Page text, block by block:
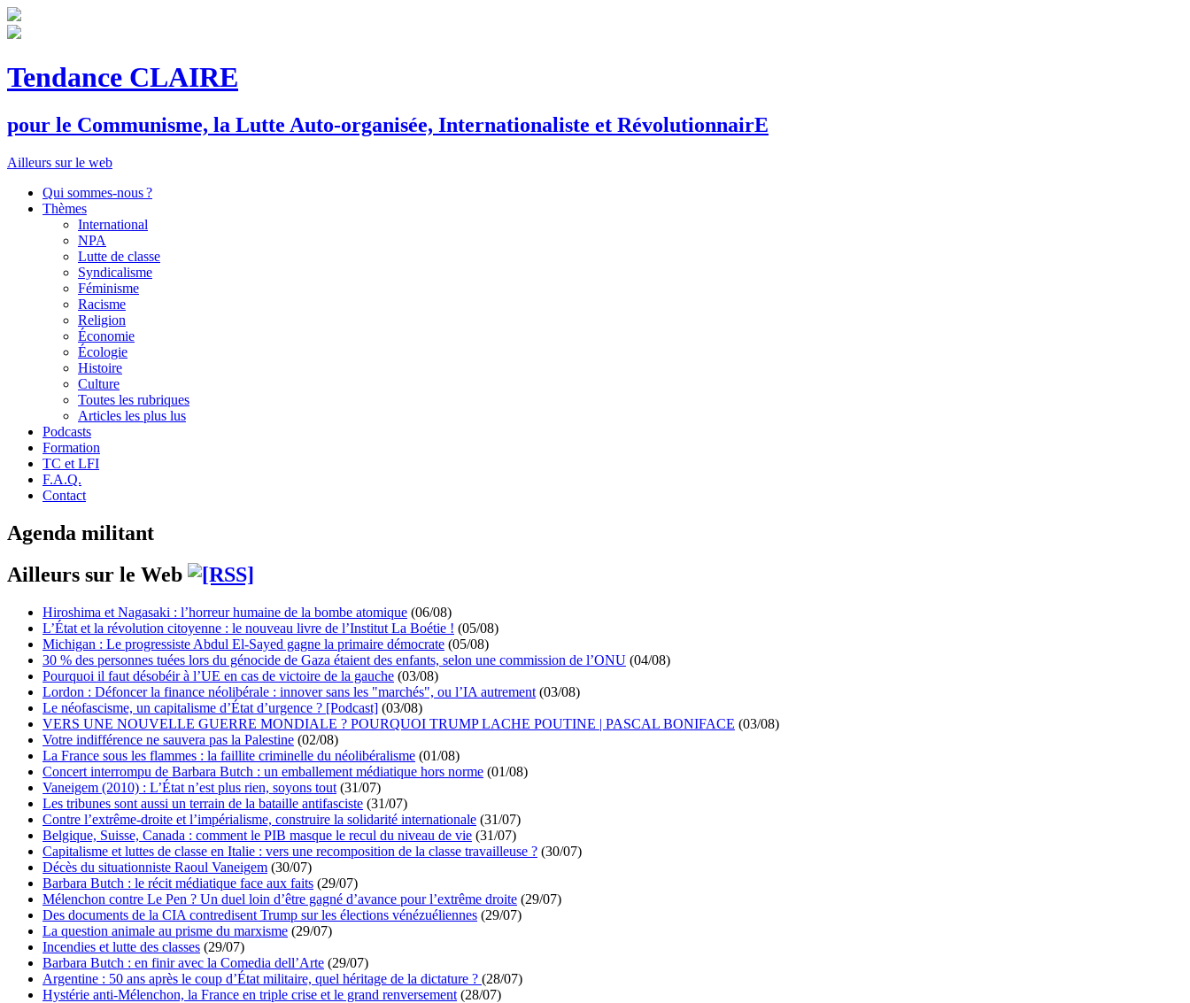
Tendance CLAIRE
pour le Communisme, la Lutte Auto-organisée, Internationaliste et RévolutionnairE
Ailleurs sur le web
Qui sommes-nous ?
Thèmes
International
NPA
Lutte de classe
Syndicalisme
Féminisme
Racisme
Religion
Économie
Écologie
Histoire
Culture
Toutes les rubriques
Articles les plus lus
Podcasts
Formation
TC et LFI
F.A.Q.
Contact
Agenda militant
Ailleurs sur le Web
Hiroshima et Nagasaki : l’horreur humaine de la bombe atomique (06/08)
L’État et la révolution citoyenne : le nouveau livre de l’Institut La Boétie ! (05/08)
Michigan : Le progressiste Abdul El-Sayed gagne la primaire démocrate (05/08)
30 % des personnes tuées lors du génocide de Gaza étaient des enfants, selon une commission de l’ONU (04/08)
Pourquoi il faut désobéir à l’UE en cas de victoire de la gauche (03/08)
Lordon : Défoncer la finance néolibérale : innover sans les "marchés", ou l’IA autrement (03/08)
Le néofascisme, un capitalisme d’État d’urgence ? [Podcast] (03/08)
VERS UNE NOUVELLE GUERRE MONDIALE ? POURQUOI TRUMP LACHE POUTINE | PASCAL BONIFACE (03/08)
Votre indifférence ne sauvera pas la Palestine (02/08)
La France sous les flammes : la faillite criminelle du néolibéralisme (01/08)
Concert interrompu de Barbara Butch : un emballement médiatique hors norme (01/08)
Vaneigem (2010) : L’État n’est plus rien, soyons tout (31/07)
Les tribunes sont aussi un terrain de la bataille antifasciste (31/07)
Contre l’extrême-droite et l’impérialisme, construire la solidarité internationale (31/07)
Belgique, Suisse, Canada : comment le PIB masque le recul du niveau de vie (31/07)
Capitalisme et luttes de classe en Italie : vers une recomposition de la classe travailleuse ? (30/07)
Décès du situationniste Raoul Vaneigem (30/07)
Barbara Butch : le récit médiatique face aux faits (29/07)
Mélenchon contre Le Pen ? Un duel loin d’être gagné d’avance pour l’extrême droite (29/07)
Des documents de la CIA contredisent Trump sur les élections vénézuéliennes (29/07)
La question animale au prisme du marxisme (29/07)
Incendies et lutte des classes (29/07)
Barbara Butch : en finir avec la Comedia dell’Arte (29/07)
Argentine : 50 ans après le coup d’État militaire, quel héritage de la dictature ? (28/07)
Hystérie anti-Mélenchon, la France en triple crise et le grand renversement (28/07)